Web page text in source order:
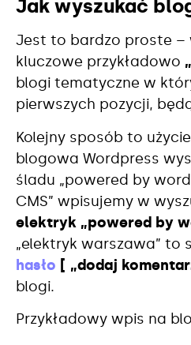
Jak wyszukać
Jest to bardzo proste –
kluczowe przykładowo
blogi tematyczne w
pierwszych pozycji,
Kolejny sposób to
blogowa Wordpress
śladu „powered by
CMS” wpisujemy w
elektryk „powered by
„elektryk warszawa” to
hasło [ „dodaj
blogi.
Przykładowy wpis na